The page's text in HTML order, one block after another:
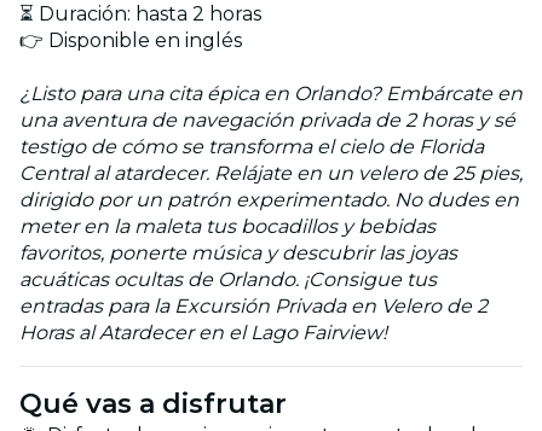
⏳ Duración: hasta 2 horas
👉 Disponible en inglés
¿Listo para una cita épica en Orlando? Embárcate en
una aventura de navegación privada de 2 horas y sé
testigo de cómo se transforma el cielo de Florida
Central al atardecer. Relájate en un velero de 25 pies,
dirigido por un patrón experimentado. No dudes en
meter en la maleta tus bocadillos y bebidas
favoritos, ponerte música y descubrir las joyas
acuáticas ocultas de Orlando. ¡Consigue tus
entradas para la Excursión Privada en Velero de 2
Horas al Atardecer en el Lago Fairview!
Qué vas a disfrutar